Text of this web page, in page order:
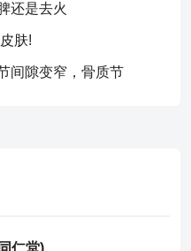
还是去火
肤!
间隙变窄，骨质节
仁堂)